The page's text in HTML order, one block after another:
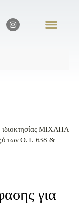
ιδιοκτησίας ΜΙΧΑΗΛ
των Ο.Τ. 638 &
για